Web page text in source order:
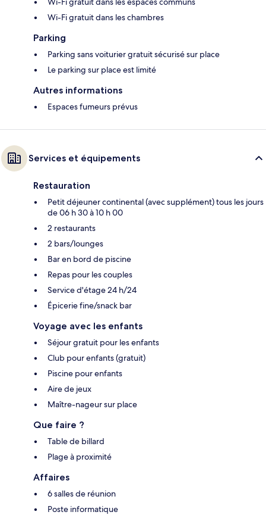
Wi-Fi gratuit dans les chambres
Parking
Parking sans voiturier gratuit sécurisé sur place
Le parking sur place est limité
Autres informations
Espaces fumeurs prévus
Services et équipements
Restauration
Petit déjeuner continental (avec supplément) tous les jours
de 06 h 30 à 10 h 00
2 restaurants
2 bars/lounges
Bar en bord de piscine
Repas pour les couples
Service d'étage 24 h/24
Épicerie fine/snack bar
Voyage avec les enfants
Séjour gratuit pour les enfants
Club pour enfants (gratuit)
Piscine pour enfants
Aire de jeux
Maître-nageur sur place
Que faire ?
Table de billard
Plage à proximité
Affaires
6 salles de réunion
Poste informatique